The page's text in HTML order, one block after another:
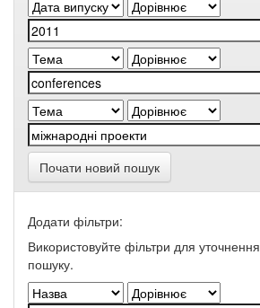
Почати новий пошук
Додати фільтри:
Використовуйте фільтри для уточнення
пошуку.